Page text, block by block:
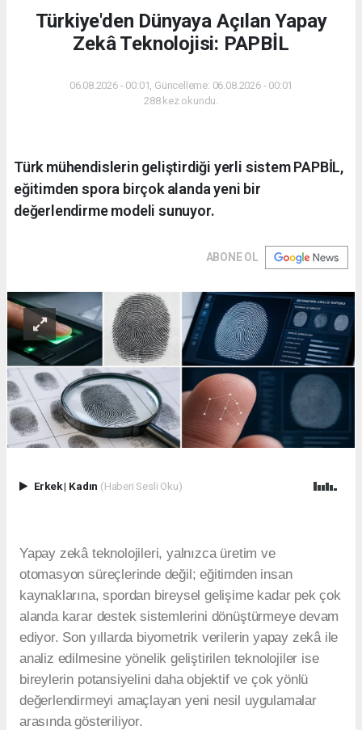
Türkiye'den Dünyaya Açılan Yapay
Zekâ Teknolojisi: PAPBİL
06.08.2026 - 00:01, Güncelleme: 06.08.2026 - 00:01
288 kez okundu.
Türk mühendislerin geliştirdiği yerli sistem PAPBİL,
eğitimden spora birçok alanda yeni bir
değerlendirme modeli sunuyor.
ABONE OL
Erkek| Kadın (Haberi Sesli Oku)
Yapay zekâ teknolojileri, yalnızca üretim ve
otomasyon süreçlerinde değil; eğitimden insan
kaynaklarına, spordan bireysel gelişime kadar pek çok
alanda karar destek sistemlerini dönüştürmeye devam
ediyor. Son yıllarda biyometrik verilerin yapay zekâ ile
analiz edilmesine yönelik geliştirilen teknolojiler ise
bireylerin potansiyelini daha objektif ve çok yönlü
değerlendirmeyi amaçlayan yeni nesil uygulamalar
arasında gösteriliyor.